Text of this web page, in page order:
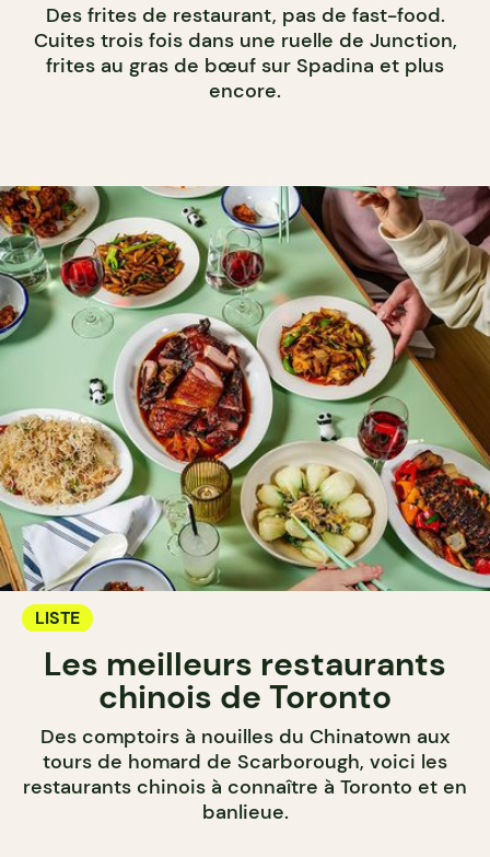
Des frites de restaurant, pas de fast-food.
Cuites trois fois dans une ruelle de Junction,
frites au gras de bœuf sur Spadina et plus
encore.
LISTE
Les meilleurs restaurants
chinois de Toronto
Des comptoirs à nouilles du Chinatown aux
tours de homard de Scarborough, voici les
restaurants chinois à connaître à Toronto et en
banlieue.